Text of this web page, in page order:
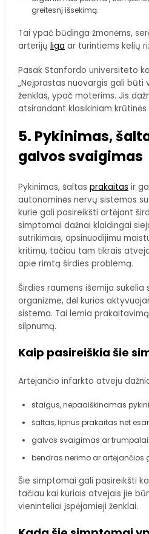
greitesnį išsekimą.
Tai ypač būdinga žmonėms,
arterijų liga ar turintiems kelių
Pasak Stanfordo universiteto
„Neįprastas nuovargis gali būti
ženklas, ypač moterims. Jis
atsirandant klasikiniam krūtinės
5. Pykinimas,
galvos svaigimas
Pykinimas, šaltas prakaitas ir
autonominės nervų sistemos
kurie gali pasireikšti artėjant
simptomai dažnai klaidingai
sutrikimais, apsinuodijimu
kritimu, tačiau tam tikrais
apie rimtą širdies problemą.
Širdies raumens išemija sukelia
organizme, dėl kurios
sistema. Tai lemia
silpnumą.
Kaip pasireiškia šie
Artėjančio infarkto atveju
staigus, nepaaiškinamas
šaltas, lipnus prakaitas net
galvos svaigimas ar
bendras nerimo ar artėjančios
Šie simptomai gali pasireikšti
tačiau kai kuriais atvejais jie
vieninteliai įspėjamieji ženklai.